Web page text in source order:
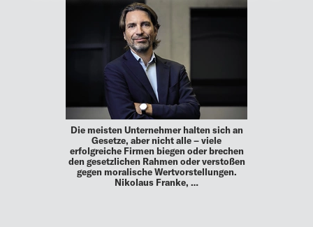
Die meisten Unternehmer halten sich an
Gesetze, aber nicht alle – viele
erfolgreiche Firmen biegen oder brechen
den gesetzlichen Rahmen oder verstoßen
gegen moralische Wertvorstellungen.
Nikolaus Franke, …